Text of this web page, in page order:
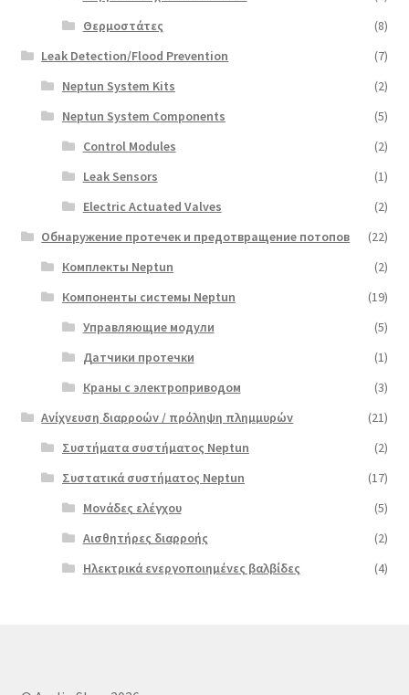
Θερμοστάτες
(8)
Leak Detection/Flood Prevention
(7)
Neptun System Kits
(2)
Neptun System Components
(5)
Control Modules
(2)
Leak Sensors
(1)
Electric Actuated Valves
(2)
Обнаружение протечек и предотвращение потопов
(22)
Комплекты Neptun
(2)
Компоненты системы Neptun
(19)
Управляющие модули
(5)
Датчики протечки
(1)
Краны с электроприводом
(3)
Ανίχνευση διαρροών / πρόληψη πλημμυρών
(21)
Συστήματα συστήματος Neptun
(2)
Συστατικά συστήματος Neptun
(17)
Μονάδες ελέγχου
(5)
Αισθητήρες διαρροής
(2)
Ηλεκτρικά ενεργοποιημένες βαλβίδες
(4)